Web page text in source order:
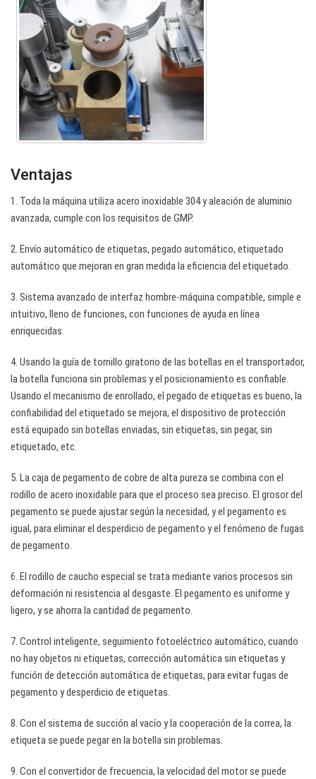
Ventajas
1. Toda la máquina utiliza acero inoxidable 304 y aleación de aluminio
avanzada, cumple con los requisitos de GMP.
2. Envío automático de etiquetas, pegado automático, etiquetado
automático que mejoran en gran medida la eficiencia del etiquetado.
3. Sistema avanzado de interfaz hombre-máquina compatible, simple e
intuitivo, lleno de funciones, con funciones de ayuda en línea
enriquecidas.
4. Usando la guía de tornillo giratorio de las botellas en el transportador,
la botella funciona sin problemas y el posicionamiento es confiable.
Usando el mecanismo de enrollado, el pegado de etiquetas es bueno, la
confiabilidad del etiquetado se mejora, el dispositivo de protección
está equipado sin botellas enviadas, sin etiquetas, sin pegar, sin
etiquetado, etc.
5. La caja de pegamento de cobre de alta pureza se combina con el
rodillo de acero inoxidable para que el proceso sea preciso. El grosor del
pegamento se puede ajustar según la necesidad, y el pegamento es
igual, para eliminar el desperdicio de pegamento y el fenómeno de fugas
de pegamento.
6. El rodillo de caucho especial se trata mediante varios procesos sin
deformación ni resistencia al desgaste. El pegamento es uniforme y
ligero, y se ahorra la cantidad de pegamento.
7. Control inteligente, seguimiento fotoeléctrico automático, cuando
no hay objetos ni etiquetas, corrección automática sin etiquetas y
función de detección automática de etiquetas, para evitar fugas de
pegamento y desperdicio de etiquetas.
8. Con el sistema de succión al vacío y la cooperación de la correa, la
etiqueta se puede pegar en la botella sin problemas.
9. Con el convertidor de frecuencia, la velocidad del motor se puede